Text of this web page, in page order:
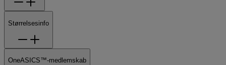
Størrelsesinfo
OneASICS™-medlemskab